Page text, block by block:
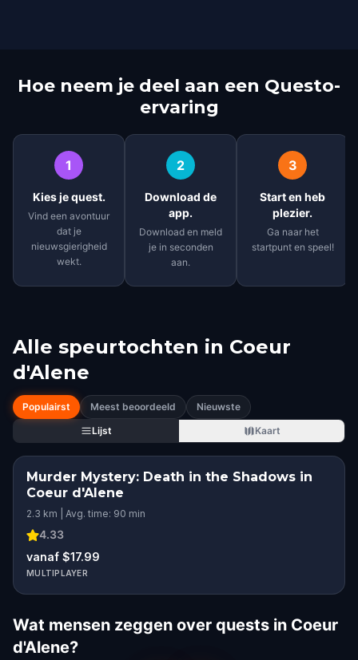
Hoe neem je deel aan een Questo-
ervaring
1
Kies je quest.
Vind een avontuur
dat je
nieuwsgierigheid
wekt.
2
Download de
app.
Download en meld
je in seconden
aan.
3
Start en heb
plezier.
Ga naar het
startpunt en speel!
Alle speurtochten in Coeur
d'Alene
Populairst Meest beoordeeld
Nieuwste
Lijst
Kaart
Murder Mystery: Death in the Shadows in
Coeur d'Alene
2.3 km | Avg. time: 90 min
4.33
vanaf $17.99
MULTIPLAYER
Wat mensen zeggen over quests in Coeur
d'Alene?